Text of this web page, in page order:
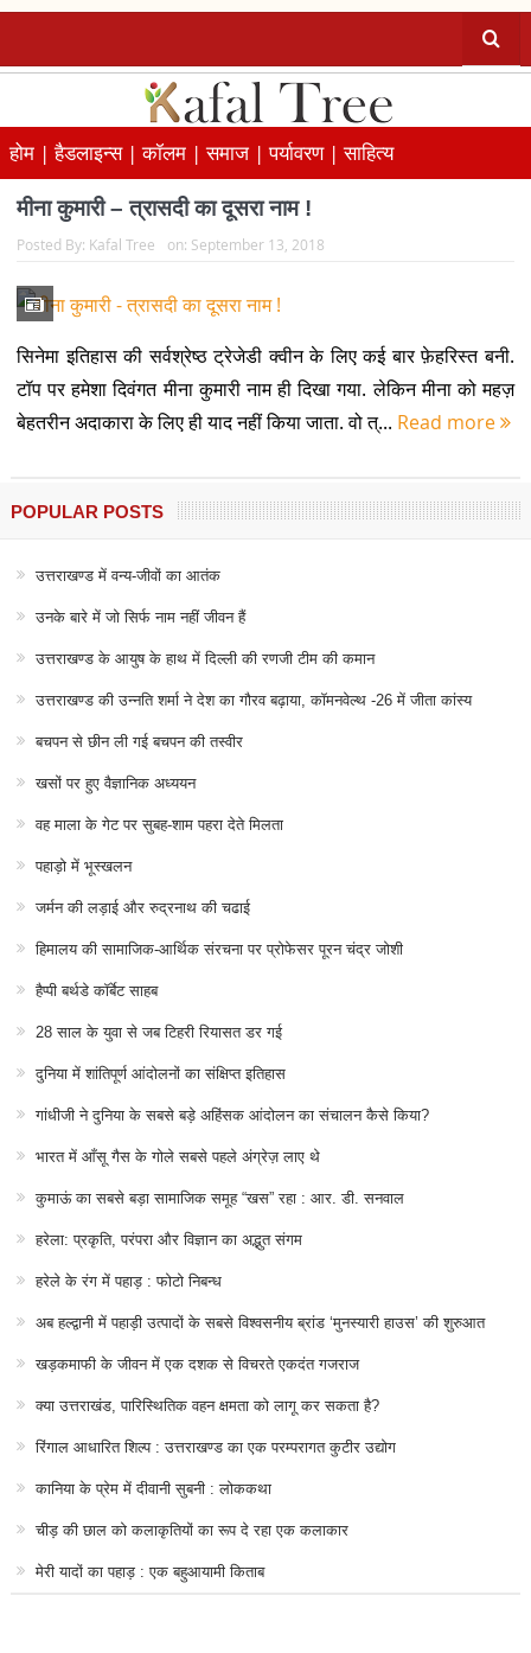
होम |हैडलाइन्स |कॉलम |समाज |पर्यावरण |साहित्य
मीना कुमारी – त्रासदी का दूसरा नाम !
Posted By: Kafal Tree on: September 13, 2018
सिनेमा इतिहास की सर्वश्रेष्ठ ट्रेजेडी क्वीन के लिए कई बार फ़ेहरिस्त बनी.
टॉप पर हमेशा दिवंगत मीना कुमारी नाम ही दिखा गया. लेकिन मीना को महज़
बेहतरीन अदाकारा के लिए ही याद नहीं किया जाता. वो त्... Read more
POPULAR POSTS
उत्तराखण्ड में वन्य-जीवों का आतंक
उनके बारे में जो सिर्फ नाम नहीं जीवन हैं
उत्तराखण्ड के आयुष के हाथ में दिल्ली की रणजी टीम की कमान
उत्तराखण्ड की उन्नति शर्मा ने देश का गौरव बढ़ाया, कॉमनवेल्थ -26 में जीता कांस्य
बचपन से छीन ली गई बचपन की तस्वीर
खसों पर हुए वैज्ञानिक अध्ययन
वह माला के गेट पर सुबह-शाम पहरा देते मिलता
पहाड़ो में भूस्खलन
जर्मन की लड़ाई और रुद्रनाथ की चढाई
हिमालय की सामाजिक-आर्थिक संरचना पर प्रोफेसर पूरन चंद्र जोशी
हैप्पी बर्थडे कॉर्बेट साहब
28 साल के युवा से जब टिहरी रियासत डर गई
दुनिया में शांतिपूर्ण आंदोलनों का संक्षिप्त इतिहास
गांधीजी ने दुनिया के सबसे बड़े अहिंसक आंदोलन का संचालन कैसे किया?
भारत में आँसू गैस के गोले सबसे पहले अंग्रेज़ लाए थे
कुमाऊं का सबसे बड़ा सामाजिक समूह “खस” रहा : आर. डी. सनवाल
हरेला: प्रकृति, परंपरा और विज्ञान का अद्भुत संगम
हरेले के रंग में पहाड़ : फोटो निबन्ध
अब हल्द्वानी में पहाड़ी उत्पादों के सबसे विश्वसनीय ब्रांड ‘मुनस्यारी हाउस’ की शुरुआत
खड़कमाफी के जीवन में एक दशक से विचरते एकदंत गजराज
क्या उत्तराखंड, पारिस्थितिक वहन क्षमता को लागू कर सकता है?
रिंगाल आधारित शिल्प : उत्तराखण्ड का एक परम्परागत कुटीर उद्योग
कानिया के प्रेम में दीवानी सुबनी : लोककथा
चीड़ की छाल को कलाकृतियों का रूप दे रहा एक कलाकार
मेरी यादों का पहाड़ : एक बहुआयामी किताब